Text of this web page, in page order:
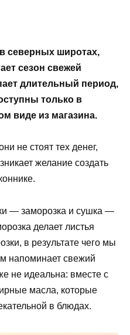
северных широтах,
сезон свежей
длительный период,
только в
виде из магазина.
не стоят тех денег,
желание создать
— заморозка и сушка —
делает листья
в результате чего мы
напоминает свежий
не идеальна: вместе с
масла, которые
в блюдах.